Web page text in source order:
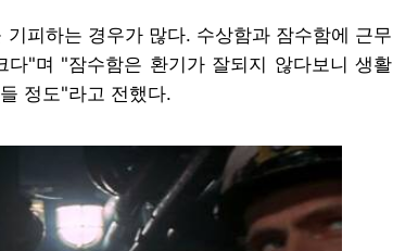
피하는 경우가 많다. 수상함과 잠수함에 근무
"며 "잠수함은 환기가 잘되지 않다보니 생활
정도"라고 전했다.